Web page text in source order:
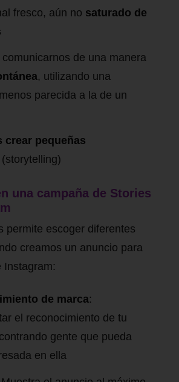
fresco, aún no saturado de
de una manera
, utilizando una
parecida a la de un
crear pequeñas
(storytelling)
una campaña de Stories
permite escoger diferentes
creamos un anuncio para
Instagram:
de marca:
el reconocimiento de tu
gente que pueda
en ella